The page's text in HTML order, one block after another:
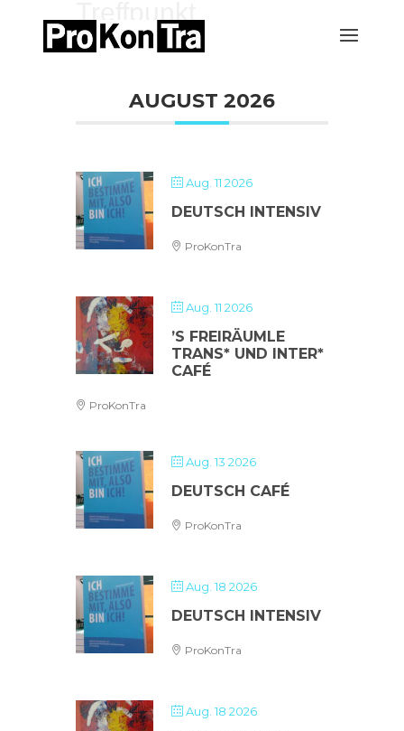
Treffpunkt
AUGUST 2026
Aug. 11 2026
DEUTSCH INTENSIV
ProKonTra
Aug. 11 2026
’S FREIRÄUMLE
TRANS* UND INTER*
CAFÉ
ProKonTra
Aug. 13 2026
DEUTSCH CAFÉ
ProKonTra
Aug. 18 2026
DEUTSCH INTENSIV
ProKonTra
Aug. 18 2026